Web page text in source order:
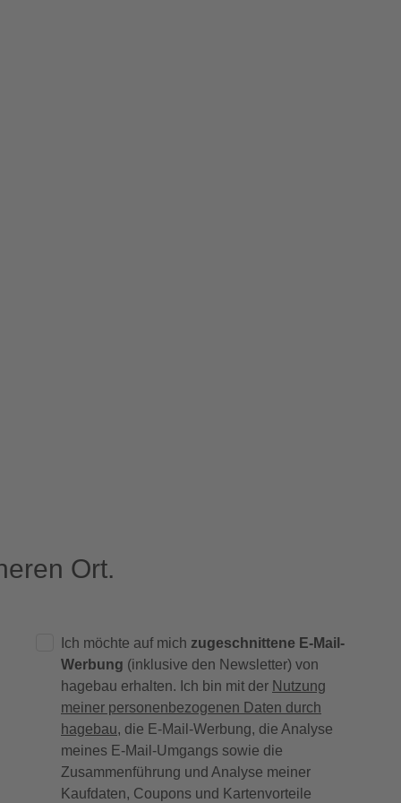
Ort.
Ich möchte auf mich zugeschnittene E-Mail-
Werbung (inklusive den Newsletter) von
hagebau erhalten. Ich bin mit der Nutzung
meiner personenbezogenen Daten durch
hagebau, die E-Mail-Werbung, die Analyse
meines E-Mail-Umgangs sowie die
Zusammenführung und Analyse meiner
Kaufdaten, Coupons und Kartenvorteile